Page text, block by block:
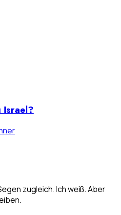
Israel?
zugleich. Ich weiß. Aber